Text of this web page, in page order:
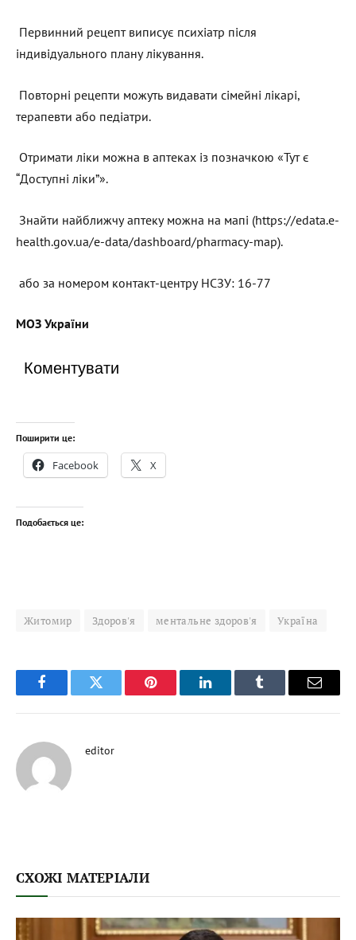
Первинний рецепт виписує психіатр після
індивідуального плану лікування.
Повторні рецепти можуть видавати сімейні лікарі,
терапевти або педіатри.
Отримати ліки можна в аптеках із позначкою «Тут є
“Доступні ліки”».
Знайти найближчу аптеку можна на мапі (https://edata.e-
health.gov.ua/e-data/dashboard/pharmacy-map).
або за номером контакт-центру НСЗУ: 16-77
МОЗ України
Коментувати
Поширити це:
Facebook X
Подобається це:
Житомир Здоров'я ментальне здоров'я Україна
FacebookTwitter Pinterest LinkedInTumblr Email
editor
СХОЖІ МАТЕРІАЛИ